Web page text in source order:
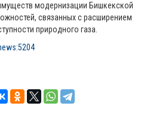
модернизации Бишкекской
связанных с расширением
природного газа.